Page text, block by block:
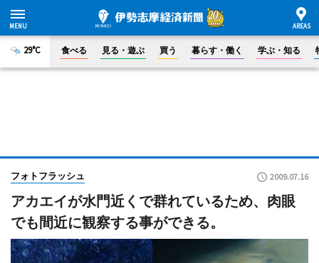
29°C 食べる 見る・遊ぶ 買う 暮らす・働く 学ぶ・知る
フォトフラッシュ 2009.07.16
アカエイが水門近くで群れているため、肉眼
でも間近に観察する事ができる。